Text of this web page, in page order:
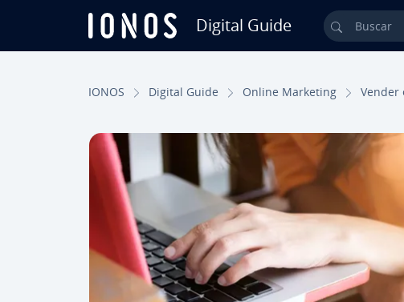
Digital Guide Buscar
IONOS Digital Guide Online Marketing Vender